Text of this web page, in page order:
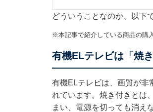
どういうことなのか、以下
※本記事で紹介している商品の購
有機ELテレビは「焼
有機ELテレビは、画質が非
れています。焼き付きとは
まい、電源を切っても消え